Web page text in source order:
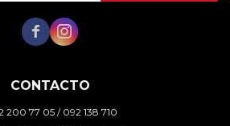
CONTACTO
200 77 05 / 092 138 710
 